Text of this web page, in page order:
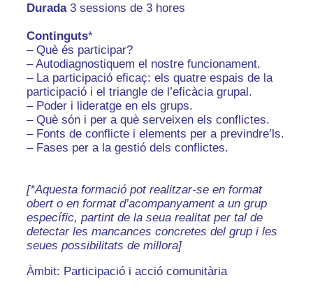
Durada3 sessions de 3 hores
Continguts*
– Què és participar?
– Autodiagnostiquem el nostre funcionament.
– La participació eficaç: els quatre espais de la
participació i el triangle de l’eficàcia grupal.
– Poder i lideratge en els grups.
– Què són i per a què serveixen els conflictes.
– Fonts de conflicte i elements per a previndre’ls.
– Fases per a la gestió dels conflictes.
[*Aquesta formació pot realitzar-se en format
obert o en format d’acompanyament a un grup
específic, partint de la seua realitat per tal de
detectar les mancances concretes del grup i les
seues possibilitats de millora]
Àmbit: Participació i acció comunitària